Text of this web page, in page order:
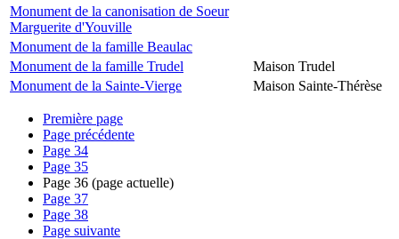
Monument de la canonisation de Soeur
Marguerite d'Youville
Monument de la famille Beaulac
Monument de la famille Trudel
Maison Trudel
Monument de la Sainte-Vierge
Maison Sainte-Thérèse
Première page
Page précédente
Page 34
Page 35
Page 36 (page actuelle)
Page 37
Page 38
Page suivante